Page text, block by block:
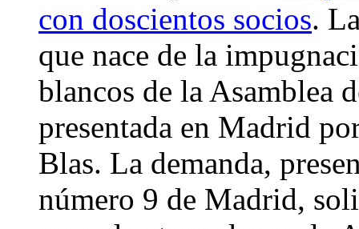
con doscientos socios.
que nace de la
blancos de la Asamblea
presentada en Madrid
Blas. La demanda,
número 9 de Madrid,